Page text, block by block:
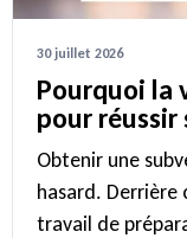
30 juillet 2026
Pourquoi la
pour réussir
Obtenir une
hasard. Derrière
travail de